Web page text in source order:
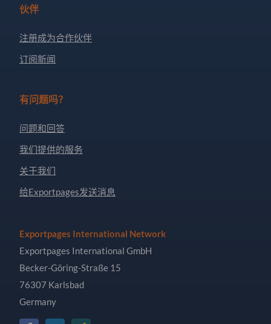
伙伴
注册成为合作伙伴
订阅新闻
有问题吗？
问题和回答
我们提供的服务
关于我们
给Exportpages发送消息
Exportpages International Network
Exportpages International GmbH
Becker-Göring-Straße 15
76307 Karlsbad
Germany